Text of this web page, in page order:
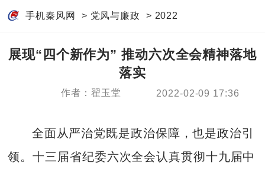
手机秦风网 > 党风与廉政 > 2022
展现“四个新作为” 推动六次全会精神落地
落实
作者：翟玉堂 2022-02-09 17:36
全面从严治党既是政治保障，也是政治引
领。十三届省纪委六次全会认真贯彻十九届中